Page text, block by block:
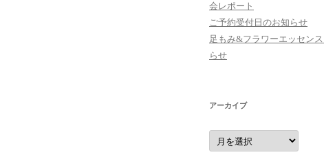
会レポート
ご予約受付日のお知らせ
足もみ&フラワーエッセン
らせ
アーカイブ
ア
ー
カ